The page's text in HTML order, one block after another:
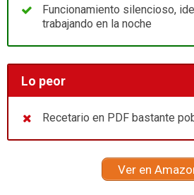
Funcionamiento silencioso,
trabajando en la noche
Lo peor
Recetario en PDF bastante
Ver en